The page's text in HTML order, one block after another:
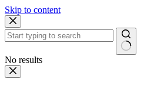
Skip to content
No results